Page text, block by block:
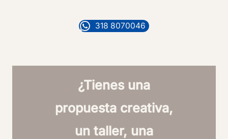
318 8070046
¿Tienes una
propuesta creativa,
un taller, una